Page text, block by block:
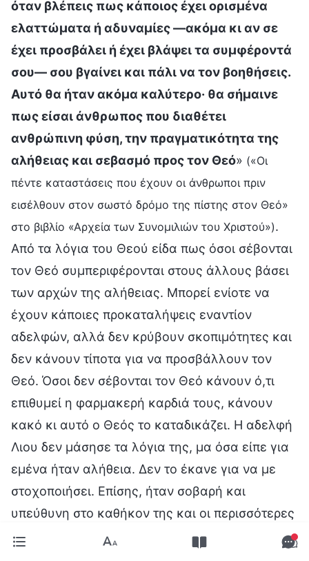
όταν βλέπεις πως κάποιος έχει ορισμένα
ελαττώματα ή αδυναμίες —ακόμα κι αν σε
έχει προσβάλει ή έχει βλάψει τα συμφέροντά
σου— σου βγαίνει και πάλι να τον βοηθήσεις.
Αυτό θα ήταν ακόμα καλύτερο· θα σήμαινε
πως είσαι άνθρωπος που διαθέτει
ανθρώπινη φύση, την πραγματικότητα της
αλήθειας και σεβασμό προς τον Θεό» («Οι
πέντε καταστάσεις που έχουν οι άνθρωποι πριν
εισέλθουν στον σωστό δρόμο της πίστης στον Θεό»
στο βιβλίο «Αρχεία των Συνομιλιών του Χριστού»).
Από τα λόγια του Θεού είδα πως όσοι σέβονται
τον Θεό συμπεριφέρονται στους άλλους βάσει
των αρχών της αλήθειας. Μπορεί ενίοτε να
έχουν κάποιες προκαταλήψεις εναντίον
αδελφών, αλλά δεν κρύβουν σκοπιμότητες και
δεν κάνουν τίποτα για να προσβάλλουν τον
Θεό. Όσοι δεν σέβονται τον Θεό κάνουν ό,τι
επιθυμεί η φαρμακερή καρδιά τους, κάνουν
κακό κι αυτό ο Θεός το καταδικάζει. Η αδελφή
Λιου δεν μάσησε τα λόγια της, μα όσα είπε για
εμένα ήταν αλήθεια. Δεν το έκανε για να με
στοχοποιήσει. Επίσης, ήταν σοβαρή και
υπεύθυνη στο καθήκον της και οι περισσότερες
υποδείξεις της βοηθούσαν το έργο μας. Δεν